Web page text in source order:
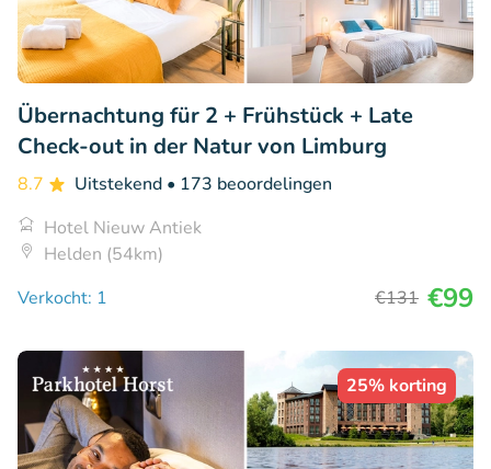
Übernachtung für 2 + Frühstück + Late
Check-out in der Natur von Limburg
8.7 Uitstekend • 173 beoordelingen
Hotel Nieuw Antiek
Helden (54km)
Verkocht: 1
€131 €99
25% korting